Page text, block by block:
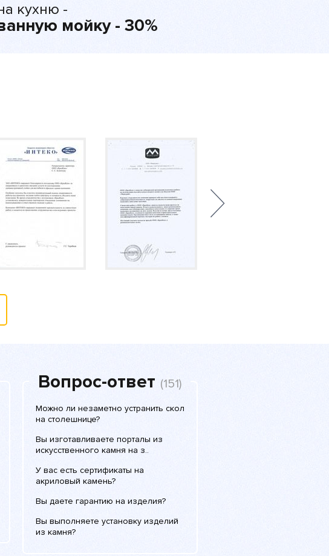
кухню -
мойку - 30%
Вопрос-ответ (151)
Можно ли незаметно устранить скол
на столешнице?
Вы изготавливаете порталы из
искусственного камня на з..
У вас есть сертификаты на
акриловый камень?
Вы даете гарантию на изделия?
Вы выполняете установку изделий
из камня?